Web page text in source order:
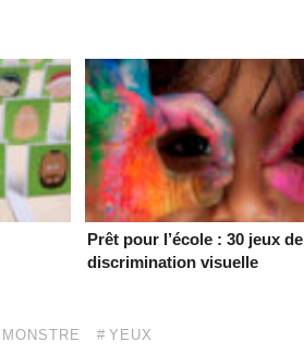
Prêt pour l’école : 30 jeux de
discrimination visuelle
MONSTRE YEUX